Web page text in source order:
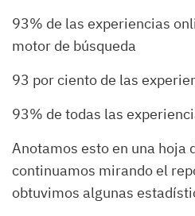
93% de las experiencias
motor de búsqueda
93 por ciento de las
93% de todas las
Anotamos esto en una hoja
continuamos mirando el
obtuvimos algunas